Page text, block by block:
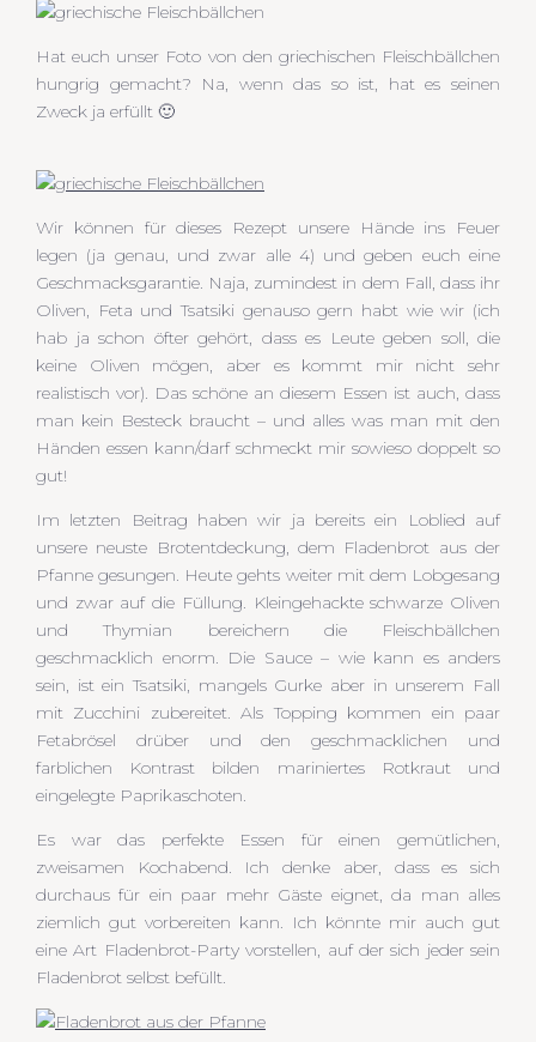
Hat euch unser Foto von den griechischen Fleischbällchen
hungrig gemacht? Na, wenn das so ist, hat es seinen
Zweck ja erfüllt 🙂
Wir können für dieses Rezept unsere Hände ins Feuer
legen (ja genau, und zwar alle 4) und geben euch eine
Geschmacksgarantie. Naja, zumindest in dem Fall, dass ihr
Oliven, Feta und Tsatsiki genauso gern habt wie wir (ich
hab ja schon öfter gehört, dass es Leute geben soll, die
keine Oliven mögen, aber es kommt mir nicht sehr
realistisch vor). Das schöne an diesem Essen ist auch, dass
man kein Besteck braucht – und alles was man mit den
Händen essen kann/darf schmeckt mir sowieso doppelt so
gut!
Im letzten Beitrag haben wir ja bereits ein Loblied auf
unsere neuste Brotentdeckung, dem Fladenbrot aus der
Pfanne gesungen. Heute gehts weiter mit dem Lobgesang
und zwar auf die Füllung. Kleingehackte schwarze Oliven
und Thymian bereichern die Fleischbällchen
geschmacklich enorm. Die Sauce – wie kann es anders
sein, ist ein Tsatsiki, mangels Gurke aber in unserem Fall
mit Zucchini zubereitet. Als Topping kommen ein paar
Fetabrösel drüber und den geschmacklichen und
farblichen Kontrast bilden mariniertes Rotkraut und
eingelegte Paprikaschoten.
Es war das perfekte Essen für einen gemütlichen,
zweisamen Kochabend. Ich denke aber, dass es sich
durchaus für ein paar mehr Gäste eignet, da man alles
ziemlich gut vorbereiten kann. Ich könnte mir auch gut
eine Art Fladenbrot-Party vorstellen, auf der sich jeder sein
Fladenbrot selbst befüllt.